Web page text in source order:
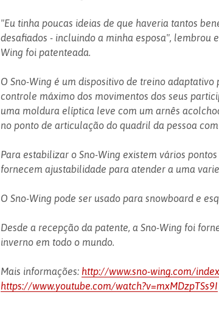
"Eu tinha poucas ideias de que haveria tantos
desafiados - incluindo a minha esposa", lembrou
Wing foi patenteada.
O Sno-Wing é um dispositivo de treino
controle máximo dos movimentos dos seus
uma moldura elíptica leve com um arnês
no ponto de articulação do quadril da pessoa
Para estabilizar o Sno-Wing existem vários
fornecem ajustabilidade para atender a uma
O Sno-Wing pode ser usado para snowboard e
Desde a recepção da patente, a Sno-Wing foi
inverno em todo o mundo.
Mais informações: http://www.sno-wing.com/
https://www.youtube.com/watch?v=mxMDzpTSs9I